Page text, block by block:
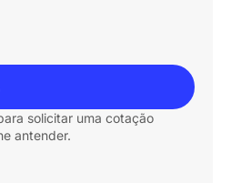
solicitar uma cotação
antender.